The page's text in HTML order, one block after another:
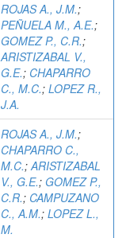
ROJAS A., J.M.;
PEÑUELA M., A.E.;
GOMEZ P., C.R.;
ARISTIZABAL V.,
G.E.; CHAPARRO
C., M.C.; LOPEZ R.,
J.A.
ROJAS A., J.M.;
CHAPARRO C.,
M.C.;ARISTIZABAL
V., G.E.; GOMEZ P.,
C.R.; CAMPUZANO
C., A.M.; LOPEZ L.,
M.